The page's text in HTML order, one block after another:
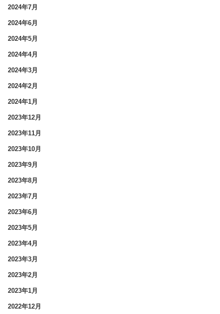
2024年7月
2024年6月
2024年5月
2024年4月
2024年3月
2024年2月
2024年1月
2023年12月
2023年11月
2023年10月
2023年9月
2023年8月
2023年7月
2023年6月
2023年5月
2023年4月
2023年3月
2023年2月
2023年1月
2022年12月